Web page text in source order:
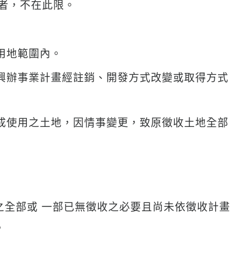
，不在此限。
地範圍內。
事業計畫經註銷、開發方式改變或取得方式
用之土地，因情事變更，致原徵收土地全部
部或 一部已無徵收之必要且尚未依徵收計畫